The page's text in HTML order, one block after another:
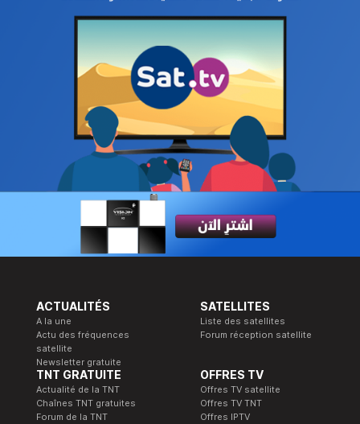
ACTUALITÉS
A la une
Actu des fréquences
satellite
Newsletter gratuite
SATELLITES
Liste des satellites
Forum réception satellite
TNT GRATUITE
Actualité de la TNT
Chaînes TNT gratuites
Forum de la TNT
OFFRES TV
Offres TV satellite
Offres TV TNT
Offres IPTV